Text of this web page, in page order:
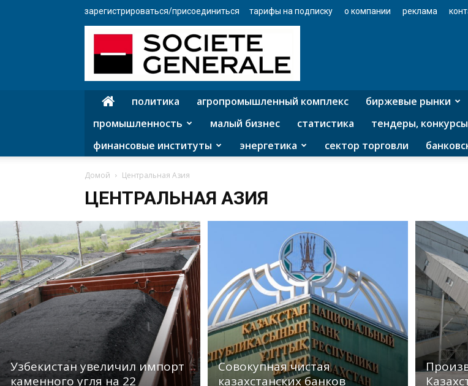
зарегистрироваться/присоединиться тарифы на подписку о компании реклама
политика агропромышленный комплекс биржевые рынки
промышленность
малый бизнес статистика тендеры,
финансовые институты
энергетика сектор торговли
Домой Центральная Азия
ЦЕНТРАЛЬНАЯ АЗИЯ
Узбекистан увеличил импорт
каменного угля на 22
Совокупная чистая
казахстанских банков